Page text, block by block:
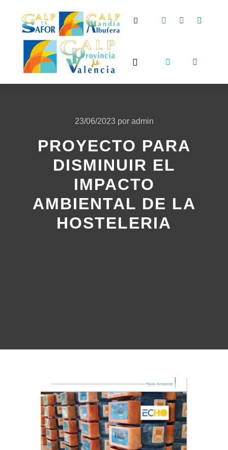
23/06/2023 por admin
PROYECTO PARA
DISMINUIR EL
IMPACTO
AMBIENTAL DE LA
HOSTELERIA